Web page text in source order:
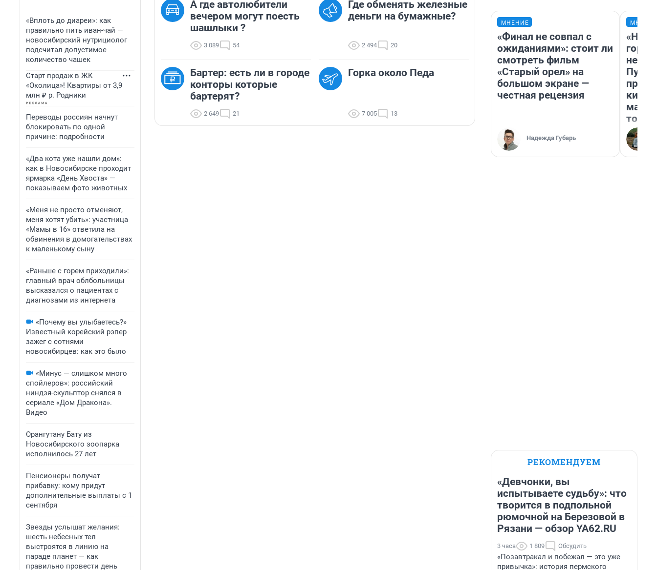
«Вплоть до диареи»: как
правильно пить иван-чай —
новосибирский нутрициолог
подсчитал допустимое
количество чашек
Старт продаж в ЖК
«Околица»! Квартиры от 3,9
млн ₽ р. Родники
Переводы россиян начнут
блокировать по одной
причине: подробности
«Два кота уже нашли дом»:
как в Новосибирске проходит
ярмарка «День Хвоста» —
показываем фото животных
«Меня не просто отменяют,
меня хотят убить»: участница
«Мамы в 16» ответила на
обвинения в домогательствах
к маленькому сыну
«Раньше с горем приходили»:
главный врач облбольницы
высказался о пациентах с
диагнозами из интернета
«Почему вы улыбаетесь?»
Известный корейский рэпер
зажег с сотнями
новосибирцев: как это было
«Минус — слишком много
спойлеров»: российский
ниндзя-скульптор снялся в
сериале «Дом Дракона».
Видео
Орангутану Бату из
Новосибирского зоопарка
исполнилось 27 лет
Пенсионеры получат
прибавку: кому придут
дополнительные выплаты с 1
сентября
Звезды услышат желания:
шесть небесных тел
выстроятся в линию на
параде планет — как
правильно провести день
А где автолюбители
вечером могут поесть
шашлыки ?
3 089 54
Где обменять железные
деньги на бумажные?
2 494 20
Бартер: есть ли в городе
конторы которые
бартерят?
2 649 21
Горка около Педа
7 005 13
МНЕНИЕ
«Финал не совпал с
ожиданиями»: стоит ли
смотреть фильм
«Старый орел» на
большом экране —
честная рецензия
Надежда Губарь
«Нет
того
РЕКОМЕНДУЕМ
«Девчонки, вы
испытываете судьбу»: что
творится в подпольной
рюмочной на Березовой в
Рязани — обзор YA62.RU
3 часа 1 809 Обсудить
«Позавтракал и побежал — это уже
привычка»: история пермского